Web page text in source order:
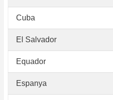
Cuba
El Salvador
Equador
Espanya